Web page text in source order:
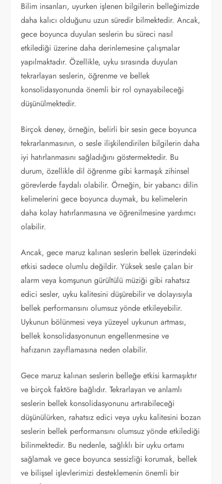
Bilim insanları, uyurken işlenen bilgilerin belleğimizde
daha kalıcı olduğunu uzun süredir bilmektedir. Ancak,
gece boyunca duyulan seslerin bu süreci nasıl
etkilediği üzerine daha derinlemesine çalışmalar
yapılmaktadır. Özellikle, uyku sırasında duyulan
tekrarlayan seslerin, öğrenme ve bellek
konsolidasyonunda önemli bir rol oynayabileceği
düşünülmektedir.
Birçok deney, örneğin, belirli bir sesin gece boyunca
tekrarlanmasının, o sesle ilişkilendirilen bilgilerin daha
iyi hatırlanmasını sağladığını göstermektedir. Bu
durum, özellikle dil öğrenme gibi karmaşık zihinsel
görevlerde faydalı olabilir. Örneğin, bir yabancı dilin
kelimelerini gece boyunca duymak, bu kelimelerin
daha kolay hatırlanmasına ve öğrenilmesine yardımcı
olabilir.
Ancak, gece maruz kalınan seslerin bellek üzerindeki
etkisi sadece olumlu değildir. Yüksek sesle çalan bir
alarm veya komşunun gürültülü müziği gibi rahatsız
edici sesler, uyku kalitesini düşürebilir ve dolayısıyla
bellek performansını olumsuz yönde etkileyebilir.
Uykunun bölünmesi veya yüzeyel uykunun artması,
bellek konsolidasyonunun engellenmesine ve
hafızanın zayıflamasına neden olabilir.
Gece maruz kalınan seslerin belleğe etkisi karmaşıktır
ve birçok faktöre bağlıdır. Tekrarlayan ve anlamlı
seslerin bellek konsolidasyonunu artırabileceği
düşünülürken, rahatsız edici veya uyku kalitesini bozan
seslerin bellek performansını olumsuz yönde etkilediği
bilinmektedir. Bu nedenle, sağlıklı bir uyku ortamı
sağlamak ve gece boyunca sessizliği korumak, bellek
ve bilişsel işlevlerimizi desteklemenin önemli bir